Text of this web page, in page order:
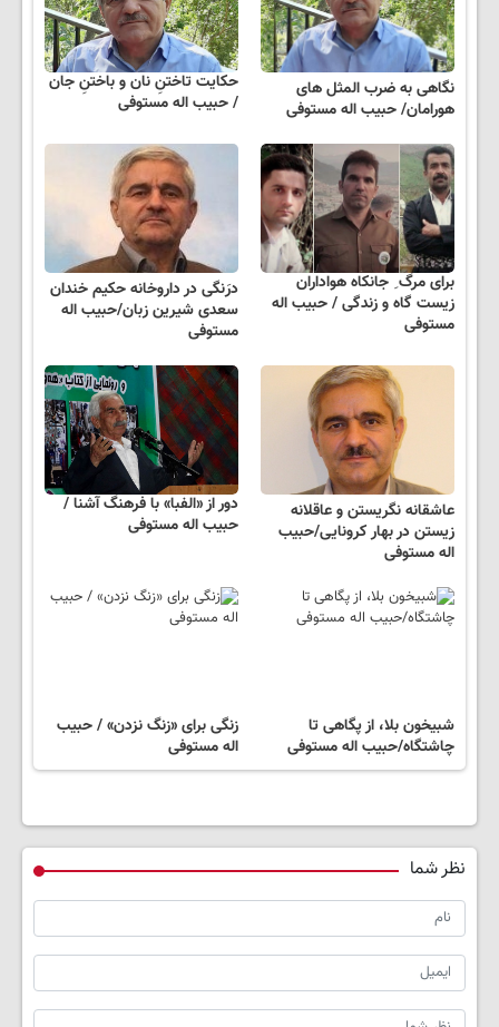
نگاهی به ضرب المثل های
هورامان/ حبیب اله مستوفی
حکایت تاختنِ نان و باختنِ جان
/ حبیب اله مستوفی
برای مرگ ِ جانکاه هواداران
زیست گاه و زندگی / حبیب اله
مستوفی
درَنگی در داروخانه حکیم خندان
سعدی شیرین زبان/حبیب اله
مستوفی
عاشقانه نگریستن و عاقلانه
زیستن در بهار کرونایی/حبیب
اله مستوفی
دور از «الفبا» با فرهنگ آشنا /
حبیب اله مستوفی
شبیخون بلا، از پگاهی تا
چاشتگاه/حبیب اله مستوفی
زنگی برای «زنگ نزدن» / حبیب
اله مستوفی
نظر شما